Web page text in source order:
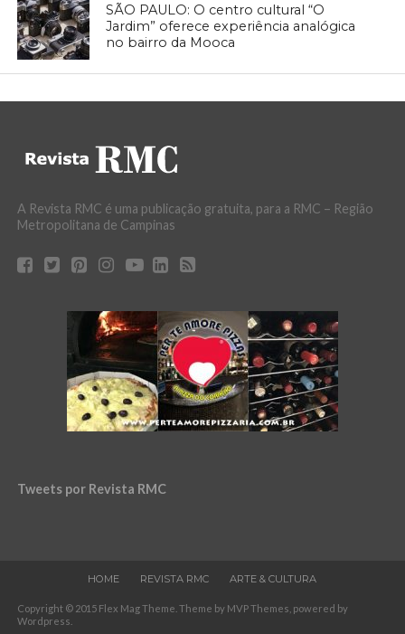
SÃO PAULO: O centro cultural “O
Jardim” oferece experiência analógica
no bairro da Mooca
A Revista RMC é uma publicação gratuita, para a RMC – Região
Metropolitana de Campinas
Tweets por Revista RMC
HOME REVISTA RMC ARTE & CULTURA
Copyright © 2015 Flex Mag Theme. Theme by MVP Themes, powered by
Wordpress.